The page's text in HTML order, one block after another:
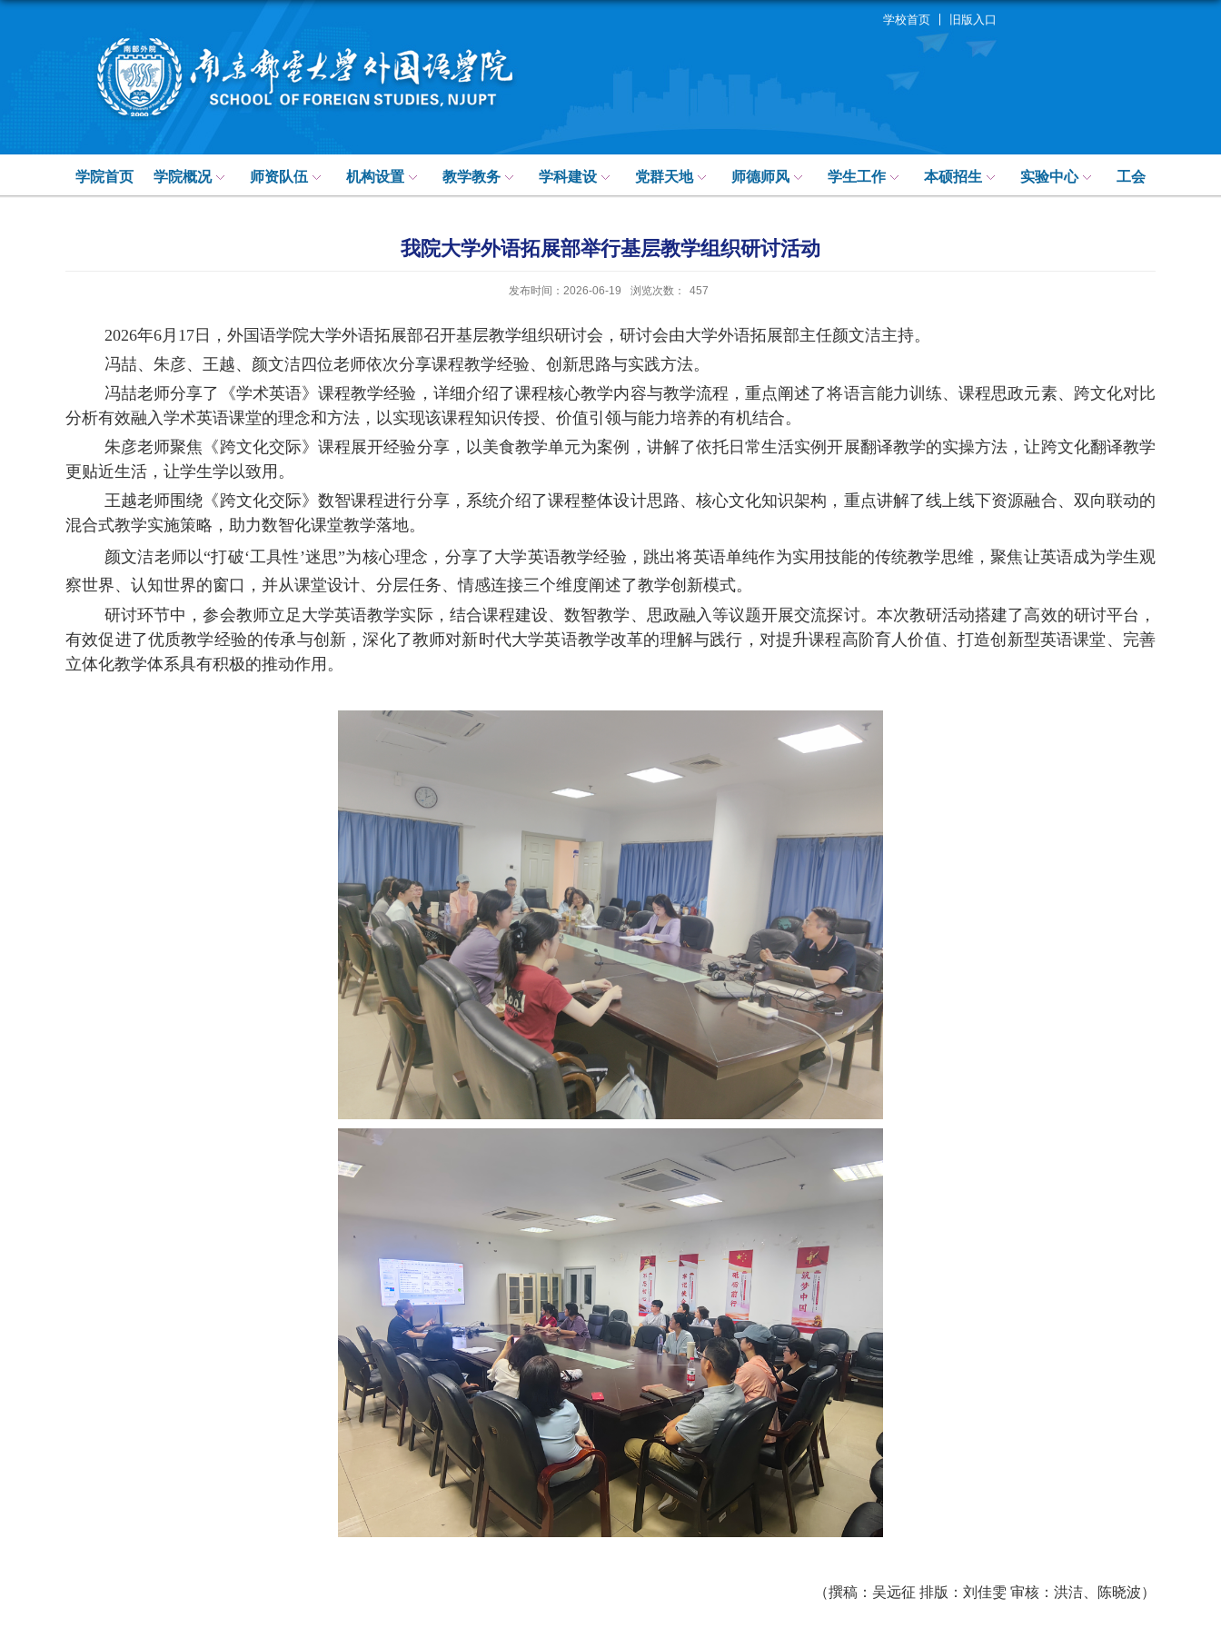
学校首页 旧版入口
学院首页 学院概况 师资队伍 机构设置 教学教务 学科建设 党群天地 师德师风 学生工作 本硕招生 实验中心 工会
我院大学外语拓展部举行基层教学组织研讨活动
发布时间：2026-06-19 浏览次数： 457
2026年6月17日，外国语学院大学外语拓展部召开基层教学组织研讨会，研讨会由大学外语拓展部主任颜文洁主持。
冯喆、朱彦、王越、颜文洁四位老师依次分享课程教学经验、创新思路与实践方法。
冯喆老师分享了《学术英语》课程教学经验，详细介绍了课程核心教学内容与教学流程，重点阐述了将语言能力训练、课程思政元素、跨文化对比
分析有效融入学术英语课堂的理念和方法，以实现该课程知识传授、价值引领与能力培养的有机结合。
朱彦老师聚焦《跨文化交际》课程展开经验分享，以美食教学单元为案例，讲解了依托日常生活实例开展翻译教学的实操方法，让跨文化翻译教学
更贴近生活，让学生学以致用。
王越老师围绕《跨文化交际》数智课程进行分享，系统介绍了课程整体设计思路、核心文化知识架构，重点讲解了线上线下资源融合、双向联动的
混合式教学实施策略，助力数智化课堂教学落地。
颜文洁老师以“打破‘工具性’迷思”为核心理念，分享了大学英语教学经验，跳出将英语单纯作为实用技能的传统教学思维，聚焦让英语成为学生观
察世界、认知世界的窗口，并从课堂设计、分层任务、情感连接三个维度阐述了教学创新模式。
研讨环节中，参会教师立足大学英语教学实际，结合课程建设、数智教学、思政融入等议题开展交流探讨。本次教研活动搭建了高效的研讨平台，
有效促进了优质教学经验的传承与创新，深化了教师对新时代大学英语教学改革的理解与践行，对提升课程高阶育人价值、打造创新型英语课堂、完善
立体化教学体系具有积极的推动作用。
（撰稿：吴远征 排版：刘佳雯 审核：洪洁、陈晓波）